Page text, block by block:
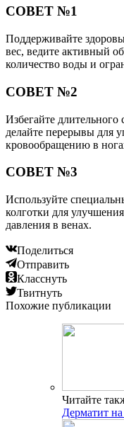
СОВЕТ №1
Поддерживайте
вес, ведите активный
количество воды и
СОВЕТ №2
Избегайте
делайте перерывы для
кровообращению в
СОВЕТ №3
Используйте
колготки для
давления в венах.
Поделиться
Отправить
Класснуть
Твитнуть
Похожие публикации
Читайте
Дерматит